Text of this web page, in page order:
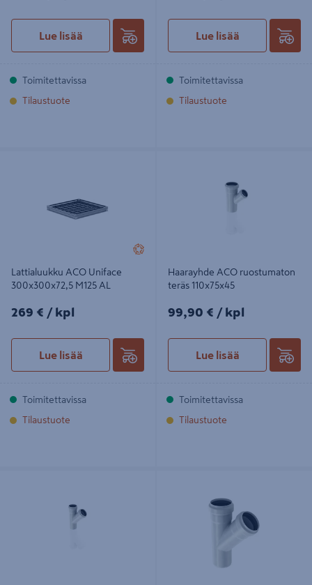
Lue lisää
Toimitettavissa
Tilaustuote
Lue lisää
Toimitettavissa
Tilaustuote
Lattialuukku ACO Uniface
300x300x72,5 M125 AL
269€/kpl
269 € / kpl
Lue lisää
Toimitettavissa
Tilaustuote
Haarayhde ACO ruostumaton
teräs 110x75x45
99,90€/kpl
99,90 € / kpl
Lue lisää
Toimitettavissa
Tilaustuote